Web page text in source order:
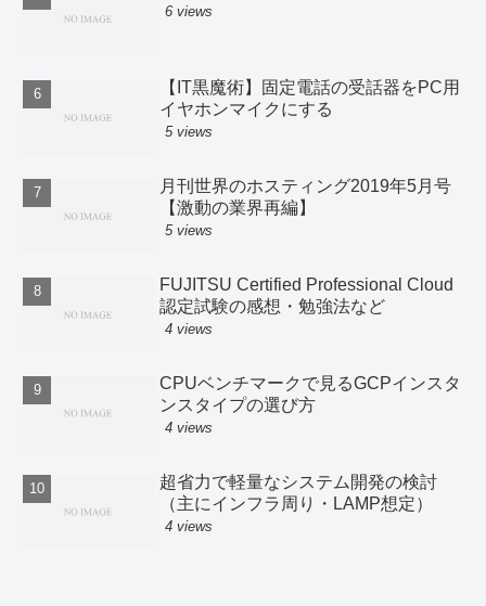
6 views
【IT黒魔術】固定電話の受話器をPC用
イヤホンマイクにする
5 views
月刊世界のホスティング2019年5月号
【激動の業界再編】
5 views
FUJITSU Certified Professional Cloud
認定試験の感想・勉強法など
4 views
CPUベンチマークで見るGCPインスタ
ンスタイプの選び方
4 views
超省力で軽量なシステム開発の検討
（主にインフラ周り・LAMP想定）
4 views